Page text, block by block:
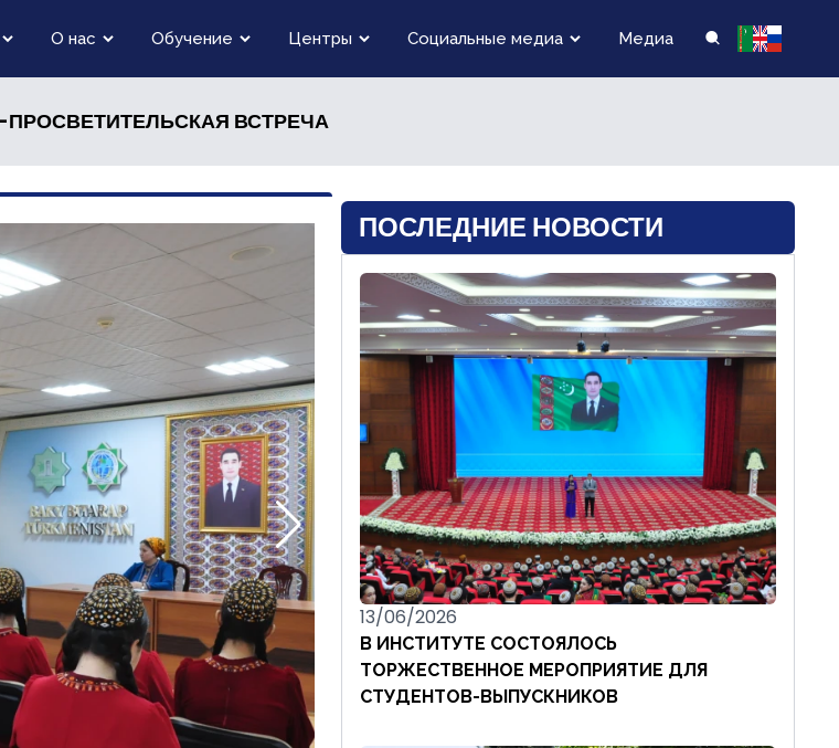
О нас Обучение Центры Социальные медиа Медиа
ВСТРЕЧА
ПОСЛЕДНИЕ НОВОСТИ
13/06/2026
В ИНСТИТУТЕ СОСТОЯЛОСЬ
ТОРЖЕСТВЕННОЕ МЕРОПРИЯТИЕ ДЛЯ
СТУДЕНТОВ-ВЫПУСКНИКОВ